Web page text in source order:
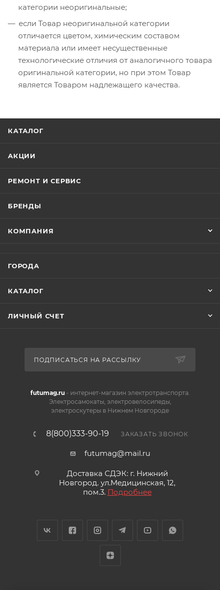
категории неоригинальные;
если Товар неоригинальной категории
отличается цветом, химическим составом
материала или имеет несущественные
технологические отличия от аналогичного товара
оригинальной категории, но при этом Товар
является Товаром надлежащего качества.
КАТАЛОГ
АКЦИИ
РЕМОНТ И СЕРВИС
БРЕНДЫ
КОМПАНИЯ
ГОРОДА
КАТАЛОГ
ЛИЧНЫЙ СЧЕТ
ПОДПИСАТЬСЯ НА РАССЫЛКУ
futumag.ru- интернет-магазин электротранспорта.
Электросамокаты, электровелосипеды,
электроскутеры в Нижнем Новгороде
8(800)333-90-19 ЗАКАЗАТЬ ЗВОНОК
futumag@mail.ru
Доставка СДЭК: г. Нижний
Новгород. ул.Медицинская, 12,
пом.3. Подробнее